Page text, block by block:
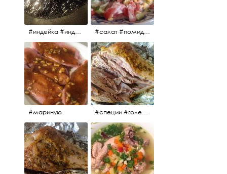
#индейка #индейкавфольге #еда #мясоиндейки 🚀 #салат #помидоры #яйцо #огурцы #зелень #кинза #петрушка #укроп #сметана #соль #витамины
#мариную #специи #голень #голеньиндейки #индейка #мясо #еда #завтрак #голеньиндейкивфольге